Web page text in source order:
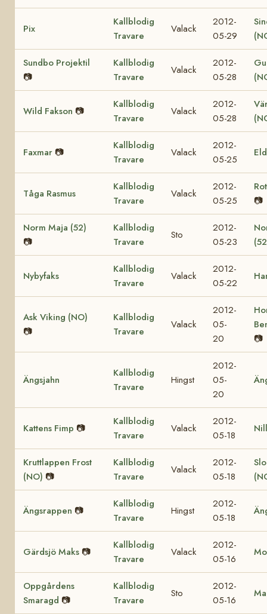
Pix
Kallblodig
Travare
Valack
2012-
05-29
Sundbo Projektil
📷
Kallblodig
Travare
Valack
2012-
05-28
Wild Fakson 📷
Kallblodig
Travare
Valack
2012-
05-28
Faxmar 📷
Kallblodig
Travare
Valack
2012-
05-25
Tåga Rasmus
Kallblodig
Travare
Valack
2012-
05-25
📷
Norm Maja (52)
📷
Kallblodig
Travare
Sto
2012-
05-23
Nybyfaks
Kallblodig
Travare
Valack
2012-
05-22
Ask Viking (NO)
📷
Kallblodig
Travare
Valack
2012-
05-
20
📷
Ängsjahn
Kallblodig
Travare
Hingst
2012-
05-
20
Kattens Fimp 📷
Kallblodig
Travare
Valack
2012-
05-18
Kruttlappen Frost
(NO) 📷
Kallblodig
Travare
Valack
2012-
05-18
Ängsrappen 📷
Kallblodig
Travare
Hingst
2012-
05-18
Gärdsjö Maks 📷
Kallblodig
Travare
Valack
2012-
05-16
Oppgårdens
Smaragd 📷
Kallblodig
Travare
Sto
2012-
05-16